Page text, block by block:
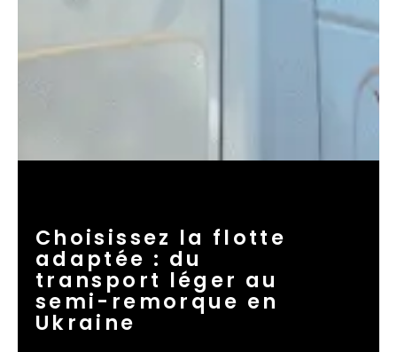
Choisissez la flotte
adaptée : du
transport léger au
semi-remorque en
Ukraine